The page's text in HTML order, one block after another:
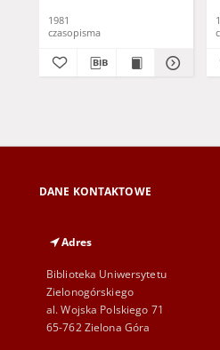
Wyd. A
1981
czasopisma
DANE KONTAKTOWE
Adres
Biblioteka Uniwersytetu
Zielonogórskiego
al. Wojska Polskiego 71
65-762 Zielona Góra